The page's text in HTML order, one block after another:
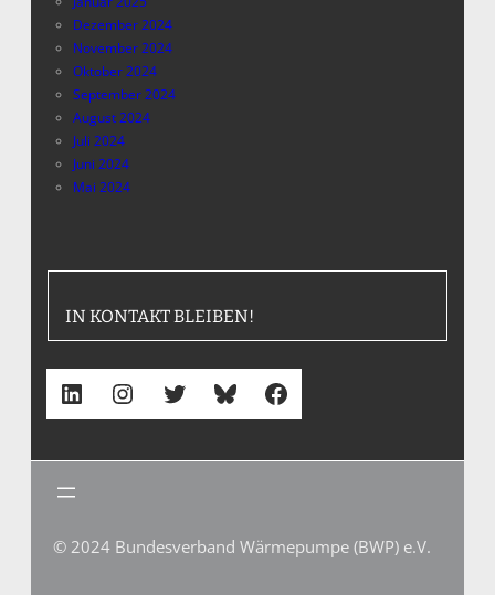
Dezember 2024
November 2024
Oktober 2024
September 2024
August 2024
Juli 2024
Juni 2024
Mai 2024
IN KONTAKT BLEIBEN!
LinkedIn Instagram Twitter Bluesky Facebook
© 2024 Bundesverband Wärmepumpe (BWP) e.V.